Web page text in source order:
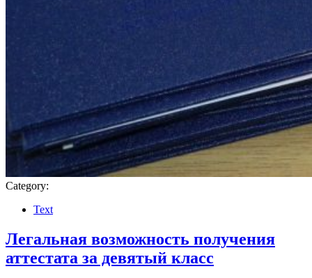
Category:
Text
Легальная возможность получения
аттестата за девятый класс